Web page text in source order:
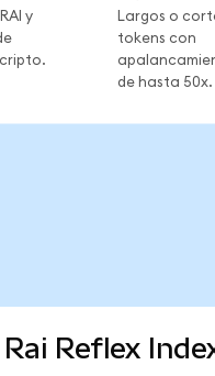
y
Largos o
tokens con
de hasta 50x.
Reflex